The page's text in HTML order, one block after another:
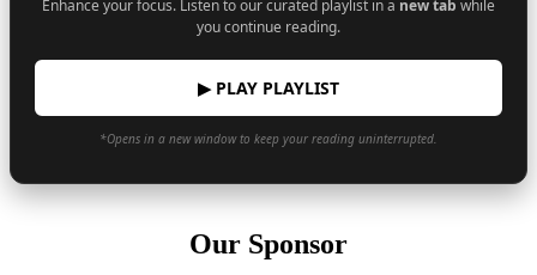
Enhance your focus. Listen to our curated playlist in a new tab while
you continue reading.
▶ PLAY PLAYLIST
*Opens in a new window to keep your reading uninterrupted.
Our Sponsor